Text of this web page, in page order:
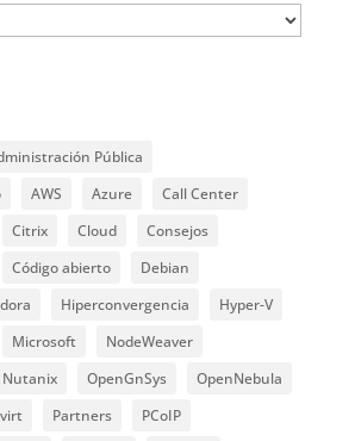
Pública
AWS Azure
Call Center
Citrix Cloud
Consejos
Código abierto
Debian
Hiperconvergencia
Hyper-V
Microsoft
NodeWeaver
Nutanix OpenGnSys
OpenNebula
Partners
PCoIP